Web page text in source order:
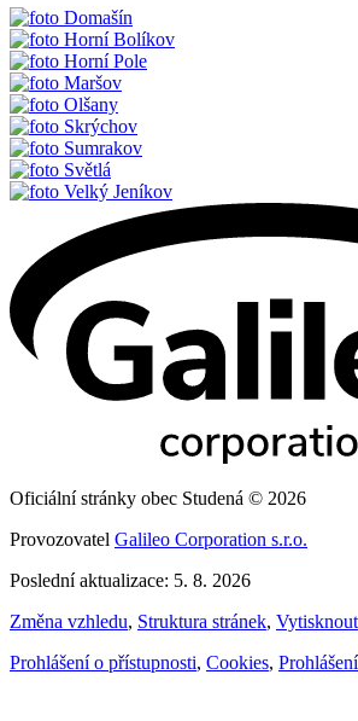
Domašín
Horní Bolíkov
Horní Pole
Maršov
Olšany
Skrýchov
Sumrakov
Světlá
Velký Jeníkov
Oficiální stránky obec Studená © 2026
Provozovatel Galileo Corporation s.r.o.
Poslední aktualizace: 5. 8. 2026
Změna vzhledu, Struktura stránek, Vytisknout
Prohlášení o přístupnosti, Cookies,